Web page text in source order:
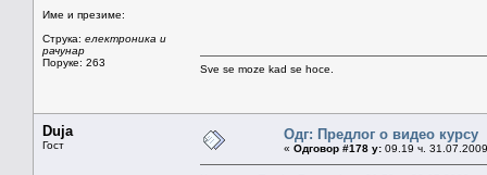
Име и презиме:
Струка: електроника и
рачунар
Поруке: 263
Sve se moze kad se hoce.
Duja
Гост
Одг: Предлог о видео курсу
« Одговор #178 у: 09.19 ч.